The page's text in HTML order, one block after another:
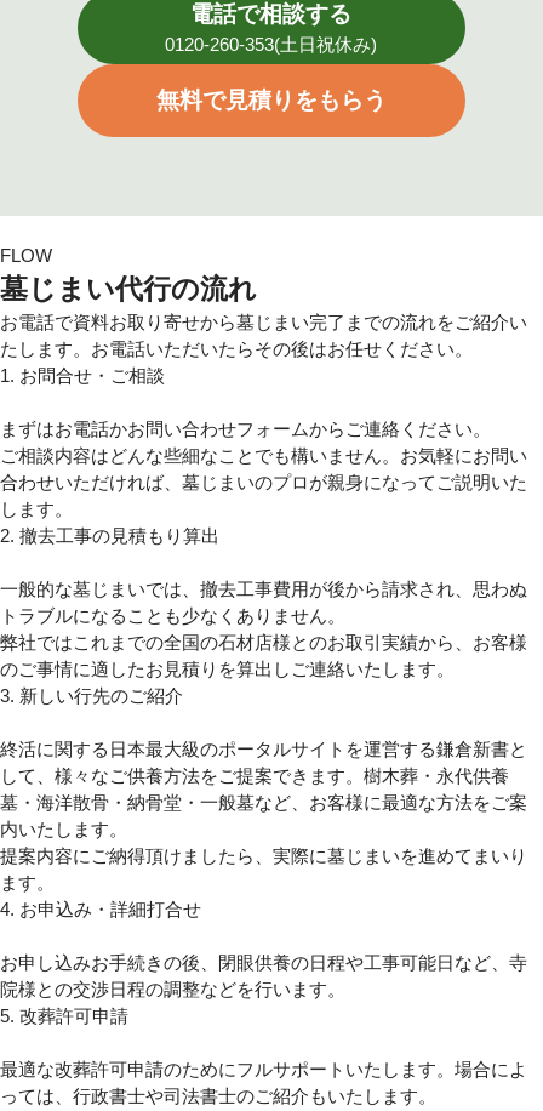
電話で相談する
0120-260-353(土日祝休み)
無料で見積りをもらう
FLOW
墓じまい代行の流れ
お電話で資料お取り寄せから墓じまい完了までの流れをご紹介い
たします。お電話いただいたらその後はお任せください。
1. お問合せ・ご相談
まずはお電話かお問い合わせフォームからご連絡ください。
ご相談内容はどんな些細なことでも構いません。お気軽にお問い
合わせいただければ、墓じまいのプロが親身になってご説明いた
します。
2. 撤去工事の見積もり算出
一般的な墓じまいでは、撤去工事費用が後から請求され、思わぬ
トラブルになることも少なくありません。
弊社ではこれまでの全国の石材店様とのお取引実績から、お客様
のご事情に適したお見積りを算出しご連絡いたします。
3. 新しい行先のご紹介
終活に関する日本最大級のポータルサイトを運営する鎌倉新書と
して、様々なご供養方法をご提案できます。樹木葬・永代供養
墓・海洋散骨・納骨堂・一般墓など、お客様に最適な方法をご案
内いたします。
提案内容にご納得頂けましたら、実際に墓じまいを進めてまいり
ます。
4. お申込み・詳細打合せ
お申し込みお手続きの後、閉眼供養の日程や工事可能日など、寺
院様との交渉日程の調整などを行います。
5. 改葬許可申請
最適な改葬許可申請のためにフルサポートいたします。場合によ
っては、行政書士や司法書士のご紹介もいたします。